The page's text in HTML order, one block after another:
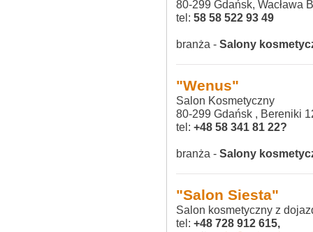
80-299 Gdańsk, Wacława
tel: 58 58 522 93 49‎
branża - Salony
"Wenus" ‎
Salon Kosmetyczny
80-299 Gdańsk , Bereniki
tel: +48 58 341 81 22?
branża - Salony
"Salon Siesta"
Salon kosmetyczny z
tel: +48 728 912 615,